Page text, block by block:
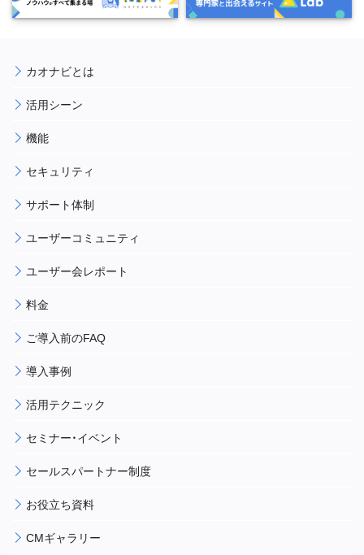
カオナビとは
活用シーン
機能
セキュリティ
サポート体制
ユーザーコミュニティ
ユーザー会レポート
料金
ご導入前のFAQ
導入事例
活用テクニック
セミナー・イベント
セールスパートナー制度
お役立ち資料
CMギャラリー